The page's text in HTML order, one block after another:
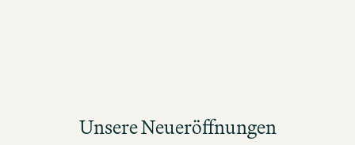
Unsere Neueröffnungen